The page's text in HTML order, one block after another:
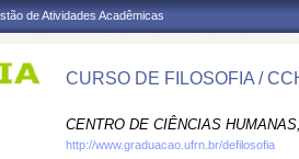
de Atividades Acadêmicas
CURSO DE FILOSOFIA /
CENTRO DE CIÊNCIAS
http://www.graduacao.ufrn.br/defilosofia